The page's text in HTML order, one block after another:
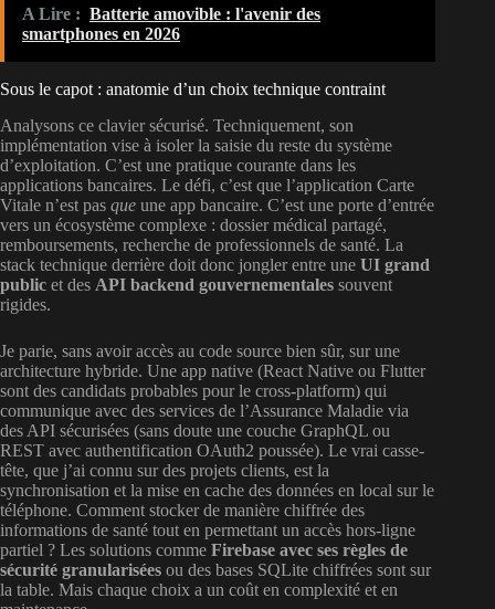
A Lire : Batterie amovible : l'avenir des
smartphones en 2026
Sous le capot : anatomie d’un choix technique contraint
Analysons ce clavier sécurisé. Techniquement, son
implémentation vise à isoler la saisie du reste du système
d’exploitation. C’est une pratique courante dans les
applications bancaires. Le défi, c’est que l’application Carte
Vitale n’est pas que une app bancaire. C’est une porte d’entrée
vers un écosystème complexe : dossier médical partagé,
remboursements, recherche de professionnels de santé. La
stack technique derrière doit donc jongler entre une UI grand
public et des API backend gouvernementales souvent
rigides.
Je parie, sans avoir accès au code source bien sûr, sur une
architecture hybride. Une app native (React Native ou Flutter
sont des candidats probables pour le cross-platform) qui
communique avec des services de l’Assurance Maladie via
des API sécurisées (sans doute une couche GraphQL ou
REST avec authentification OAuth2 poussée). Le vrai casse-
tête, que j’ai connu sur des projets clients, est la
synchronisation et la mise en cache des données en local sur le
téléphone. Comment stocker de manière chiffrée des
informations de santé tout en permettant un accès hors-ligne
partiel ? Les solutions comme Firebase avec ses règles de
sécurité granularisées ou des bases SQLite chiffrées sont sur
la table. Mais chaque choix a un coût en complexité et en